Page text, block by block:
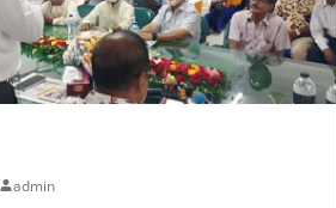
admin